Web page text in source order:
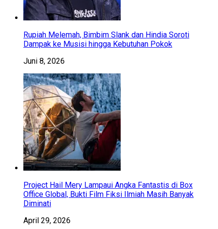
Rupiah Melemah, Bimbim Slank dan Hindia Soroti
Dampak ke Musisi hingga Kebutuhan Pokok
Juni 8, 2026
Project Hail Mery Lampaui Angka Fantastis di Box
Office Global, Bukti Film Fiksi Ilmiah Masih Banyak
Diminati
April 29, 2026